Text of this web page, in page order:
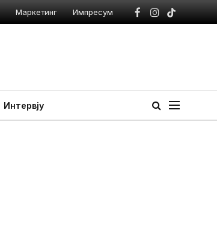
Маркетинг Импресум
Facebook
Instagram
TikTok
Интервју